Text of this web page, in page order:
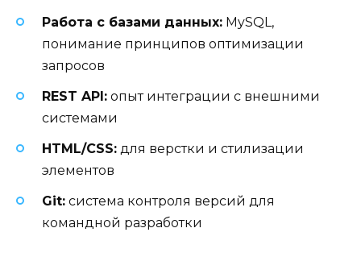
Работа с базами данных: MySQL,
понимание принципов оптимизации
запросов
REST API: опыт интеграции с внешними
системами
HTML/CSS: для верстки и стилизации
элементов
Git: система контроля версий для
командной разработки